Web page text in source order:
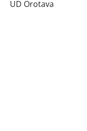
UD Orotava